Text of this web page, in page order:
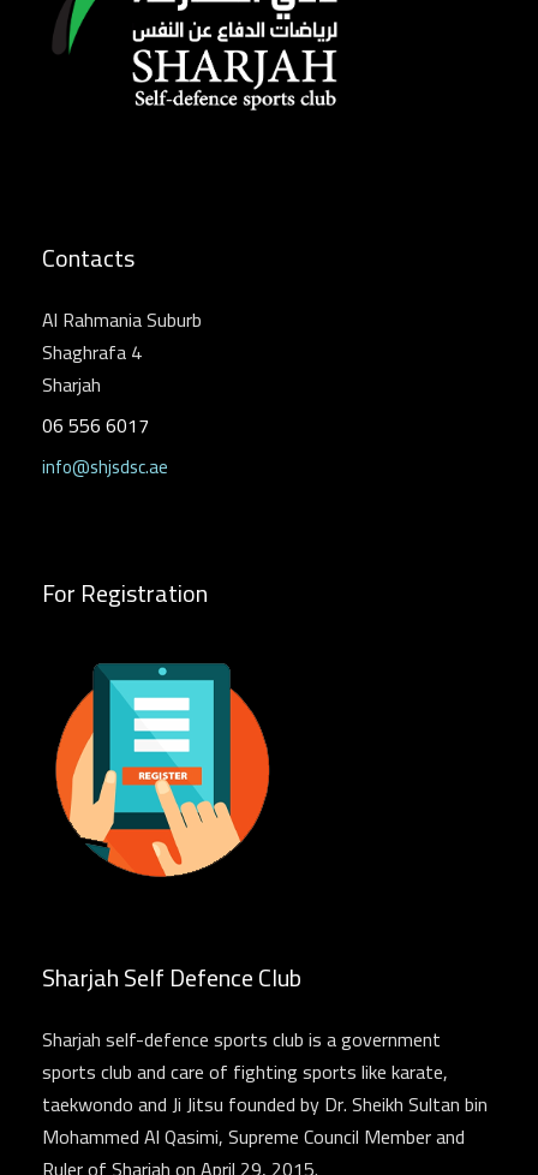
Contacts
Al Rahmania Suburb
Shaghrafa 4
Sharjah
06 556 6017
info@shjsdsc.ae
For Registration
Sharjah Self Defence Club
Sharjah self-defence sports club is a government
sports club and care of fighting sports like karate,
taekwondo and Ji Jitsu founded by Dr. Sheikh Sultan bin
Mohammed Al Qasimi, Supreme Council Member and